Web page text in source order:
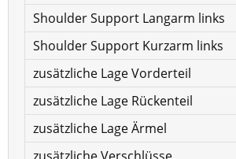
Shoulder Support Langarm links
Shoulder Support Kurzarm links
zusätzliche Lage Vorderteil
zusätzliche Lage Rückenteil
zusätzliche Lage Ärmel